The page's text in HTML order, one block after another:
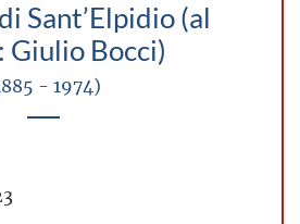
Sant’Elpidio (al
Giulio Bocci)
- 1974)